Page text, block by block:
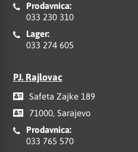
Prodavnica:
033 230 310
Lager:
033 274 605
PJ. Rajlovac
Safeta Zajke 189
71000, Sarajevo
Prodavnica:
033 765 570